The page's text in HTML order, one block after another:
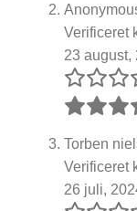
Verificeret
23 august,
Torben
Verificeret
26 juli,